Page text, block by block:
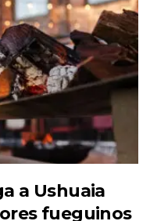
a Ushuaia
fueguinos